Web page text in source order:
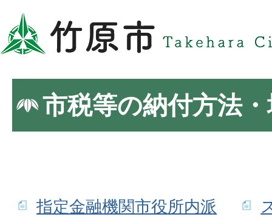
市税等の納付方法
指定金融機関市役所内派